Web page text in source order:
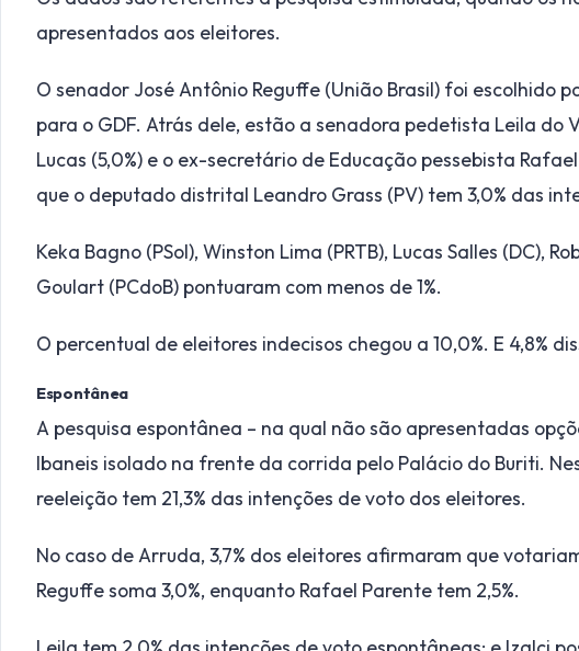
apresentados aos eleitores.
O senador José Antônio Reguffe (União Brasil) foi escolhido
para o GDF. Atrás dele, estão a senadora pedetista Leila do
Lucas (5,0%) e o ex-secretário de Educação pessebista
que o deputado distrital Leandro Grass (PV) tem 3,0% das
Keka Bagno (PSol), Winston Lima (PRTB), Lucas Salles (DC),
Goulart (PCdoB) pontuaram com menos de 1%.
O percentual de eleitores indecisos chegou a 10,0%. E 4,8%
Espontânea
A pesquisa espontânea – na qual não são apresentadas
Ibaneis isolado na frente da corrida pelo Palácio do Buriti.
reeleição tem 21,3% das intenções de voto dos eleitores.
No caso de Arruda, 3,7% dos eleitores afirmaram que
Reguffe soma 3,0%, enquanto Rafael Parente tem 2,5%.